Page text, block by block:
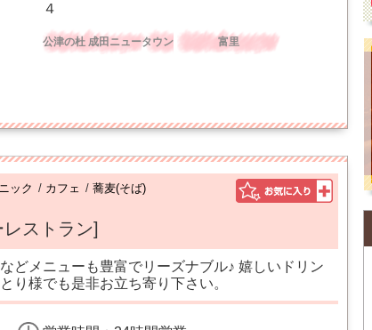
４
公津の杜 成田ニュータウン 富里
ック / カフェ / 蕎麦(そば)
ストラン]
どメニューも豊富でリーズナブル♪ 嬉しいドリン
様でも是非お立ち寄り下さい。